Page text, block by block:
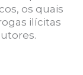
os quais
ilícitas